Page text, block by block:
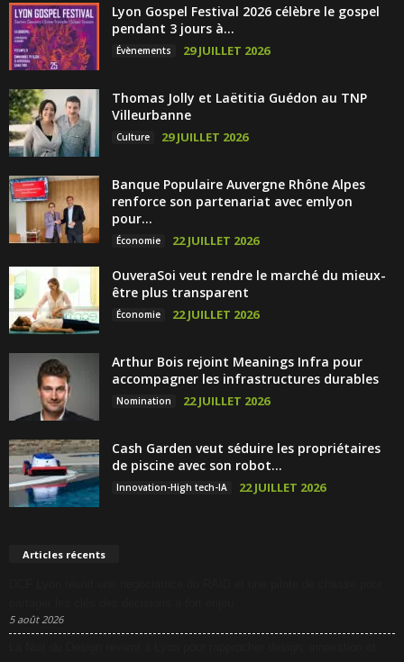
Lyon Gospel Festival 2026 célèbre le gospel
pendant 3 jours à...
Évènements 29 JUILLET 2026
Thomas Jolly et Laëtitia Guédon au TNP
Villeurbanne
Culture 29 JUILLET 2026
Banque Populaire Auvergne Rhône Alpes
renforce son partenariat avec emlyon
pour...
Économie 22 JUILLET 2026
OuveraSoi veut rendre le marché du mieux-
être plus transparent
Économie 22 JUILLET 2026
Arthur Bois rejoint Meanings Infra pour
accompagner les infrastructures durables
Nomination 22 JUILLET 2026
Cash Garden veut séduire les propriétaires
de piscine avec son robot...
Innovation-High tech-IA 22 JUILLET 2026
Articles récents
5 août 2026